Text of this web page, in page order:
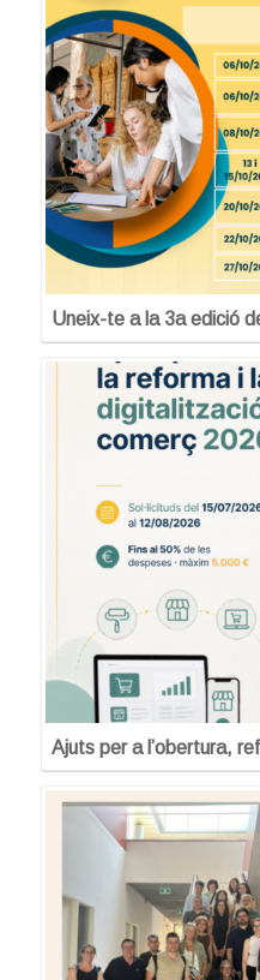
Uneix-te a la 3a edició
Ajuts per a l’obertura,